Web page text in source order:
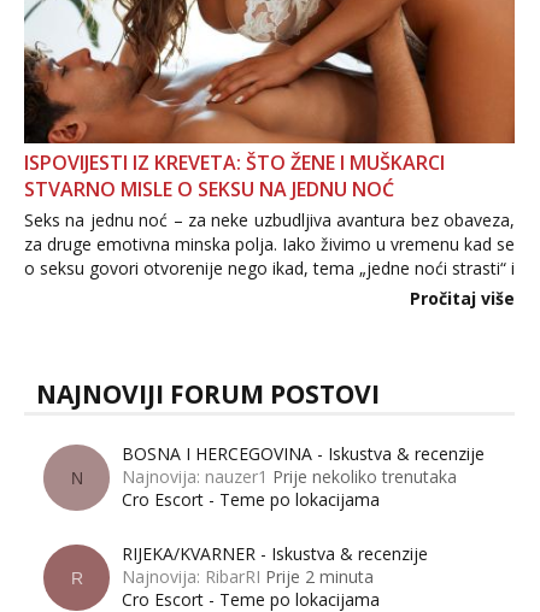
ISPOVIJESTI IZ KREVETA: ŠTO ŽENE I MUŠKARCI
STVARNO MISLE O SEKSU NA JEDNU NOĆ
Seks na jednu noć – za neke uzbudljiva avantura bez obaveza,
za druge emotivna minska polja. Iako živimo u vremenu kad se
o seksu govori otvorenije nego ikad, tema „jedne noći strasti“ i
dalje izaziva burne rasprave. Što zapravo misle žene, a što
Pročitaj više
NAJNOVIJI FORUM POSTOVI
N
BOSNA I HERCEGOVINA - Iskustva & recenzije
Najnovija: nauzer1 Prije nekoliko trenutaka
Cro Escort - Teme po lokacijama
R
RIJEKA/KVARNER - Iskustva & recenzije
Najnovija: RibarRI Prije 2 minuta
Cro Escort - Teme po lokacijama